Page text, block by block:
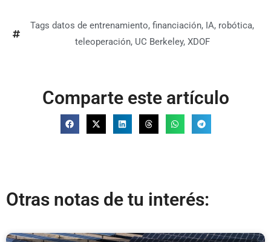
Tags datos de entrenamiento, financiación, IA, robótica,
teleoperación, UC Berkeley, XDOF
Comparte este artículo
Otras notas de tu interés: